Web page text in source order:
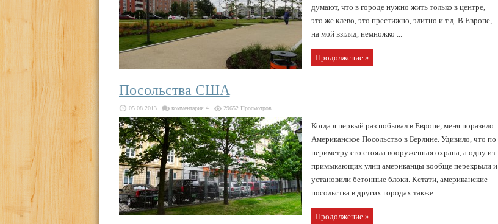
думают, что в городе нужно жить только в центре,
это же клево, это престижно, элитно и т.д. В Европе,
на мой взгляд, немножко ...
Продолжение »
Посольства США
05.08.2013 комментария 4 29652 Просмотров
Когда я первый раз побывал в Европе, меня поразило
Американское Посольство в Берлине. Удивило, что по
периметру его стояла вооруженная охрана, а одну из
примыкающих улиц американцы вообще перекрыли и
установили бетонные блоки. Кстати, американские
посольства в других городах также ...
Продолжение »